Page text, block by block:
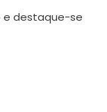
e destaque-se